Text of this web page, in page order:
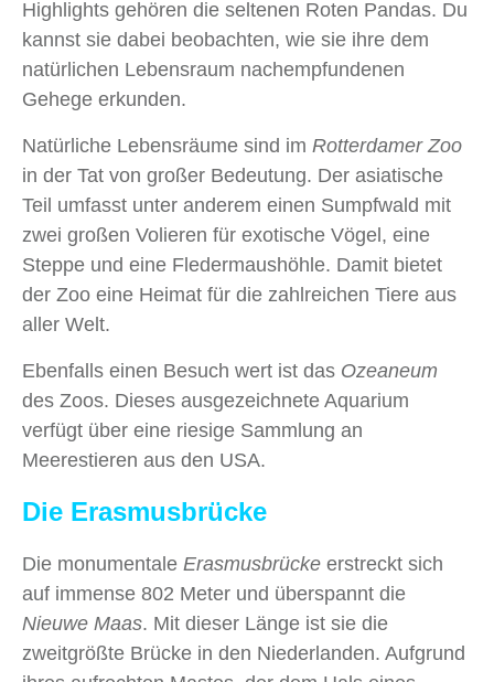
Highlights gehören die seltenen Roten Pandas. Du
kannst sie dabei beobachten, wie sie ihre dem
natürlichen Lebensraum nachempfundenen
Gehege erkunden.
Natürliche Lebensräume sind im Rotterdamer Zoo
in der Tat von großer Bedeutung. Der asiatische
Teil umfasst unter anderem einen Sumpfwald mit
zwei großen Volieren für exotische Vögel, eine
Steppe und eine Fledermaushöhle. Damit bietet
der Zoo eine Heimat für die zahlreichen Tiere aus
aller Welt.
Ebenfalls einen Besuch wert ist das Ozeaneum
des Zoos. Dieses ausgezeichnete Aquarium
verfügt über eine riesige Sammlung an
Meerestieren aus den USA.
Die Erasmusbrücke
Die monumentale Erasmusbrücke erstreckt sich
auf immense 802 Meter und überspannt die
Nieuwe Maas. Mit dieser Länge ist sie die
zweitgrößte Brücke in den Niederlanden. Aufgrund